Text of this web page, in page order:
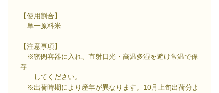
【使用割合】
単一原料米
【注意事項】
※密閉容器に入れ、直射日光・高温多湿を避け常温で保
存
してください。
※出荷時期により産年が異なります。10月上旬出荷分よ